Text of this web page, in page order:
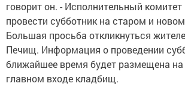
говорит он. - Исполнительный комитет
провести субботник на старом и
Большая просьба откликнуться
Печищ. Информация о проведении
ближайшее время будет размещена на
главном входе кладбищ.